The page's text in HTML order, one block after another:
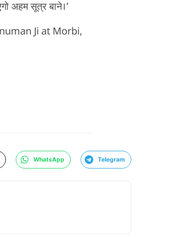
अहम सूत्र बाने।’
Ji at Morbi,
WhatsApp Telegram